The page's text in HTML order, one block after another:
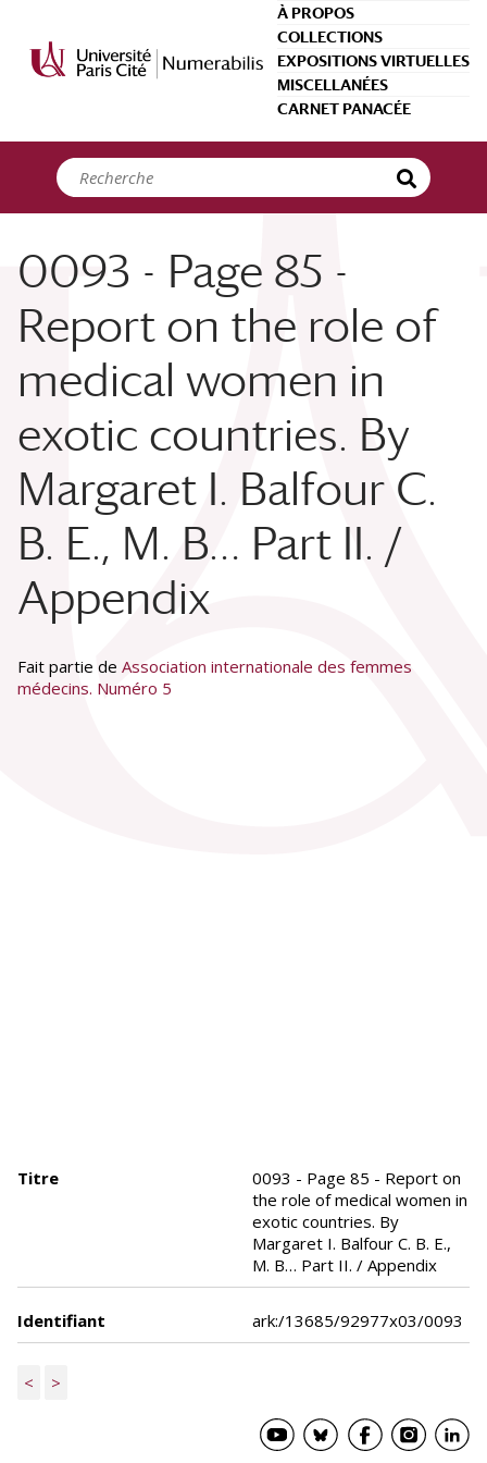
À PROPOS
COLLECTIONS
EXPOSITIONS VIRTUELLES
MISCELLANÉES
CARNET PANACÉE
0093 - Page 85 -
Report on the role of
medical women in
exotic countries. By
Margaret I. Balfour C.
B. E., M. B… Part II. /
Appendix
Fait partie de Association internationale des femmes
médecins. Numéro 5
Titre
0093 - Page 85 - Report on
the role of medical women in
exotic countries. By
Margaret I. Balfour C. B. E.,
M. B… Part II. / Appendix
Identifiant ark:/13685/92977x03/0093
< >